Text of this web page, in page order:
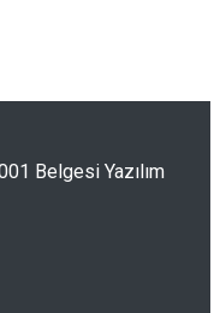
Belgesi Yazılım